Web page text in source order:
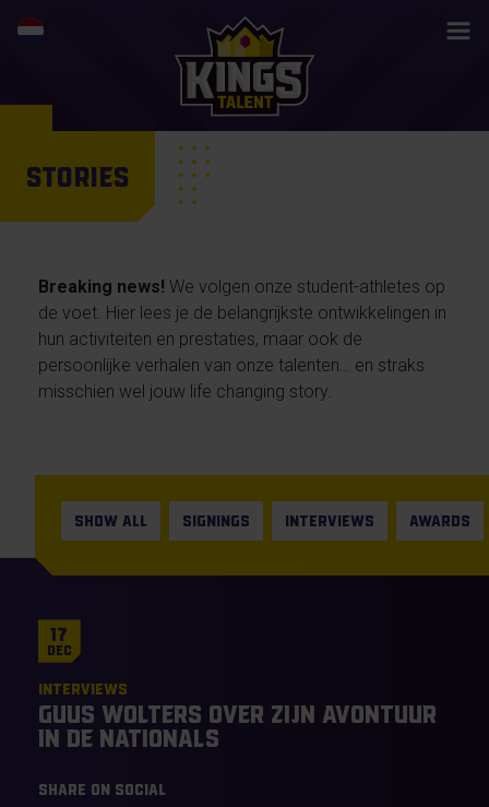
STORIES
Breaking news! We volgen onze student-athletes op
de voet. Hier lees je de belangrijkste ontwikkelingen in
hun activiteiten en prestaties, maar ook de
persoonlijke verhalen van onze talenten… en straks
misschien wel jouw life changing story.
SHOW ALL SIGNINGS INTERVIEWS AWARDS
17
Dec
Interviews
Guus Wolters over zijn avontuur
in de Nationals
Share on social